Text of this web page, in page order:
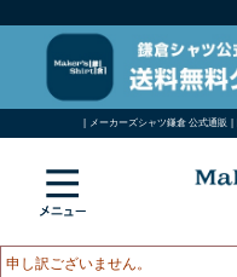
| メーカーズシャツ鎌倉 公式通販
申し訳ございません。